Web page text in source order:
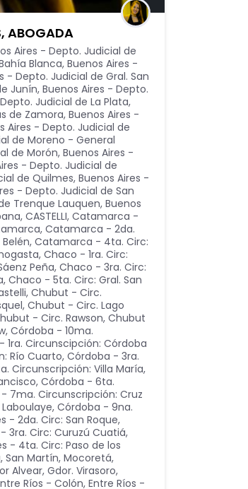
ABOGADA
Aires - Depto. Judicial de
Blanca, Buenos Aires -
- Depto. Judicial de Gral. San
Junín, Buenos Aires - Depto.
Judicial de La Plata,
de Zamora, Buenos Aires -
Aires - Depto. Judicial de
de Moreno - General
de Morón, Buenos Aires -
- Depto. Judicial de
de Quilmes, Buenos Aires -
- Depto. Judicial de San
Trenque Lauquen, Buenos
, CASTELLI, Catamarca -
, Catamarca - 2da.
, Catamarca - 4ta. Circ:
, Chaco - 1ra. Circ:
Peña, Chaco - 3ra. Circ:
, Chaco - 5ta. Circ: Gral. San
, Chubut - Circ.
, Chubut - Circ. Lago
- Circ. Rawson, Chubut
, Córdoba - 10ma.
1ra. Circunscipción: Córdoba
Río Cuarto, Córdoba - 3ra.
Circunscripción: Villa María,
, Córdoba - 6ta.
7ma. Circunscripción: Cruz
, Córdoba - 9na.
- 2da. Circ: San Roque,
3ra. Circ: Curuzú Cuatiá,
- 4ta. Circ: Paso de los
San Martín, Mocoretá,
Alvear, Gdor. Virasoro,
Ríos - Colón, Entre Ríos -